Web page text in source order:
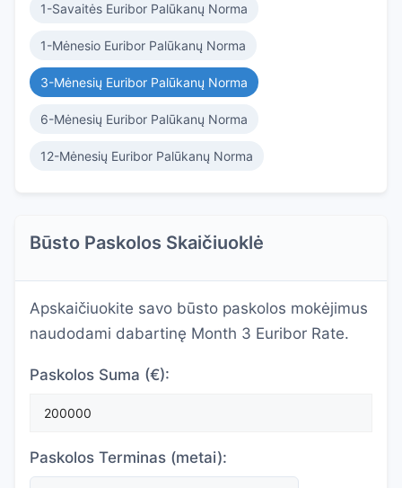
1-Savaitės Euribor Palūkanų Norma
1-Mėnesio Euribor Palūkanų Norma
3-Mėnesių Euribor Palūkanų Norma
6-Mėnesių Euribor Palūkanų Norma
12-Mėnesių Euribor Palūkanų Norma
Būsto Paskolos Skaičiuoklė
Apskaičiuokite savo būsto paskolos mokėjimus
naudodami dabartinę Month 3 Euribor Rate.
Paskolos Suma (€):
Paskolos Terminas (metai):